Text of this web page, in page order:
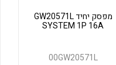
לכל מוצרי היצרן
מפסק יחיד GW20571L
SYSTEM 1P 16A
00GW20571L